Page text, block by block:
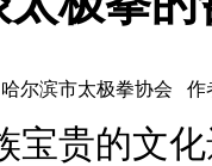
尔滨市太极拳协会 作
贵的文